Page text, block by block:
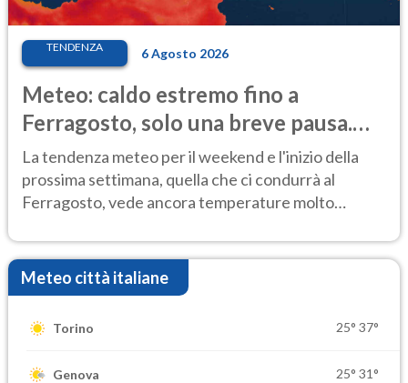
TENDENZA 6 Agosto 2026
Meteo: caldo estremo fino a
Ferragosto, solo una breve pausa.
Ecco dove
La tendenza meteo per il weekend e l'inizio della
prossima settimana, quella che ci condurrà al
Ferragosto, vede ancora temperature molto
Meteo città italiane
Torino 25° 37°
Genova 25° 31°